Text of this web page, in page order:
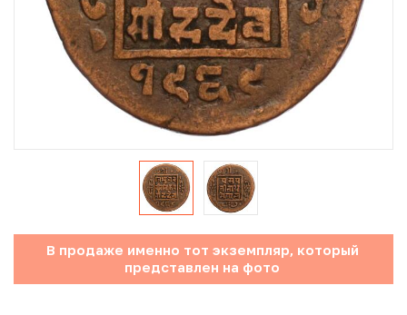
Юбилейные монеты Банка России (с 1999 года)
Памятные и инвестиционные монеты СССР и России
Иностранные монеты
Античные и средневековые монеты
Наборы монет
Инвестиционные монеты
В продаже именно тот экземпляр, который
представлен на фото